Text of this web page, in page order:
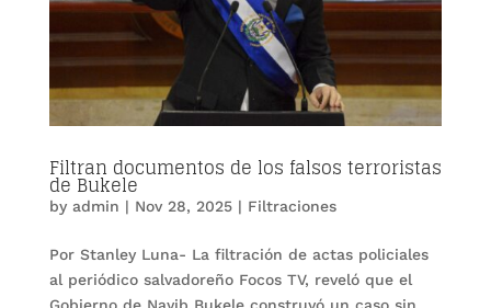
Filtran documentos de los falsos terroristas
de Bukele
by admin | Nov 28, 2025| Filtraciones
Por Stanley Luna- La filtración de actas policiales
al periódico salvadoreño Focos TV, reveló que el